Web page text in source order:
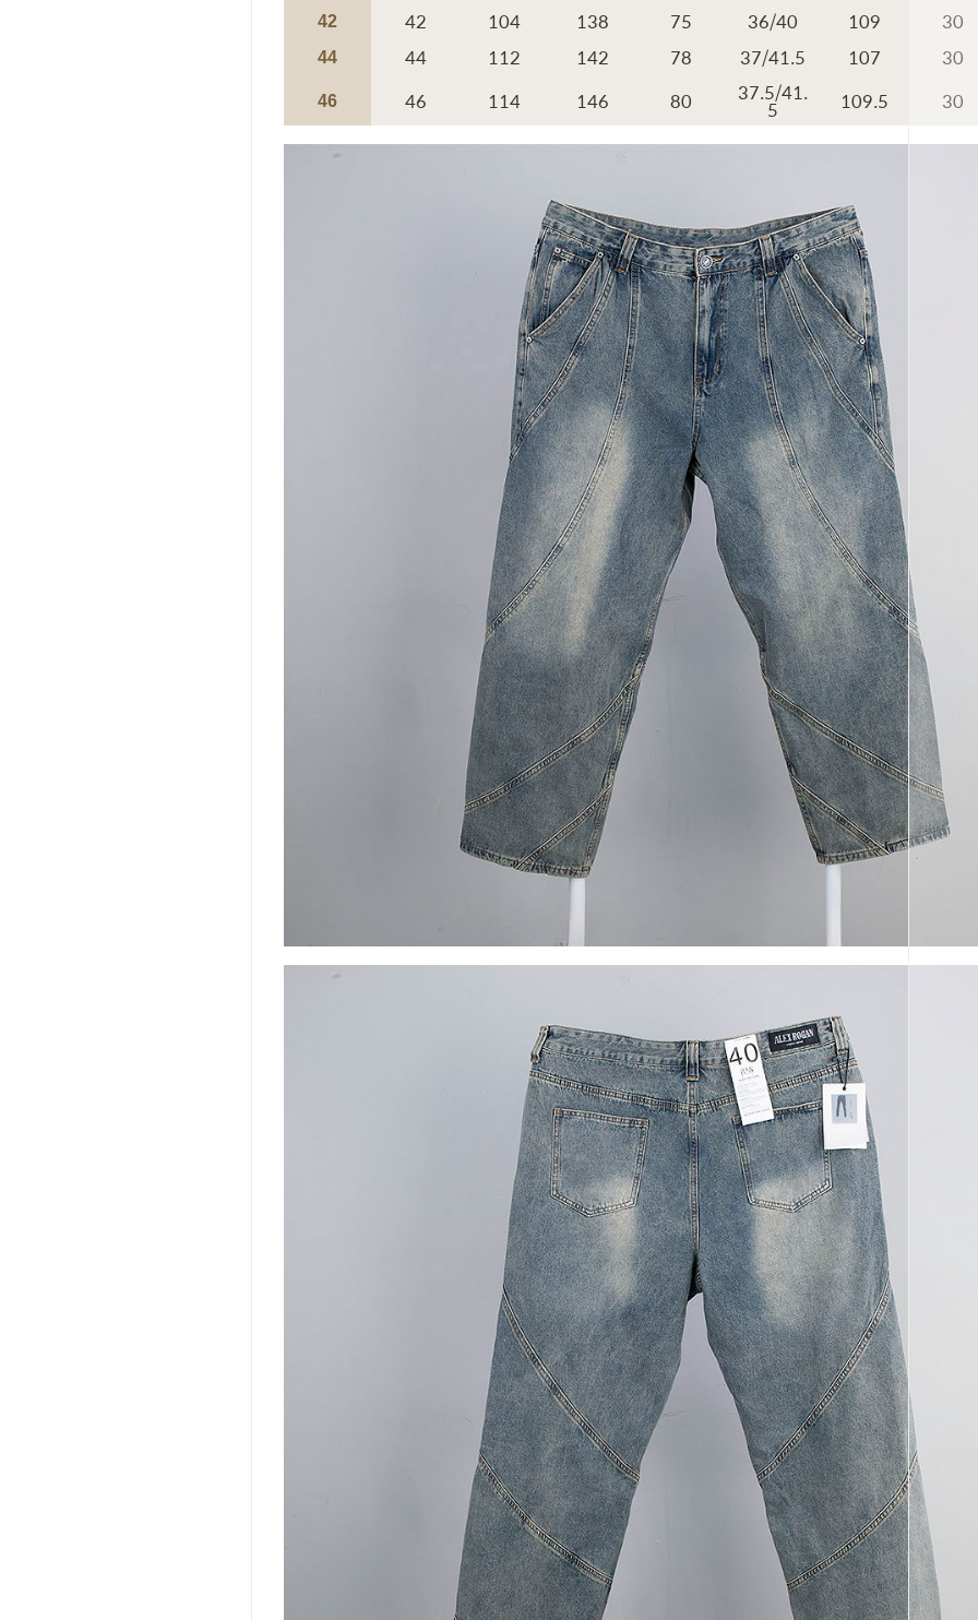
42 42 104 138 75 36/40 109 30
44 44 112 142 78 37/41.5 107 30
46 46 114 146 80 37.5/41.
5 109.5 30